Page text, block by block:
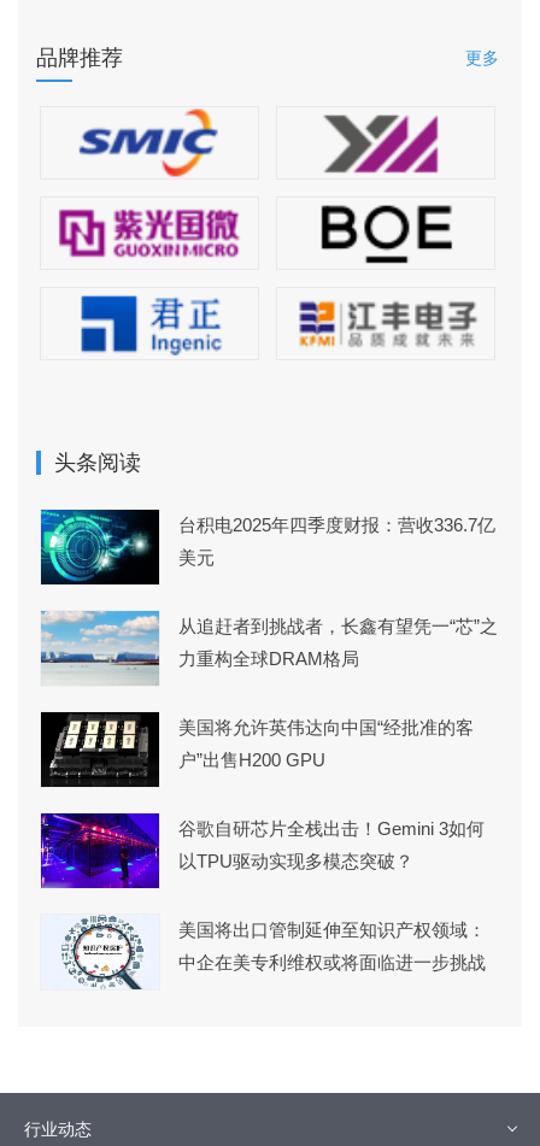
品牌推荐 更多
头条阅读
台积电2025年四季度财报：营收336.7亿
美元
从追赶者到挑战者，长鑫有望凭一“芯”之
力重构全球DRAM格局
美国将允许英伟达向中国“经批准的客
户”出售H200 GPU
谷歌自研芯片全栈出击！Gemini 3如何
以TPU驱动实现多模态突破？
美国将出口管制延伸至知识产权领域：
中企在美专利维权或将面临进一步挑战
行业动态